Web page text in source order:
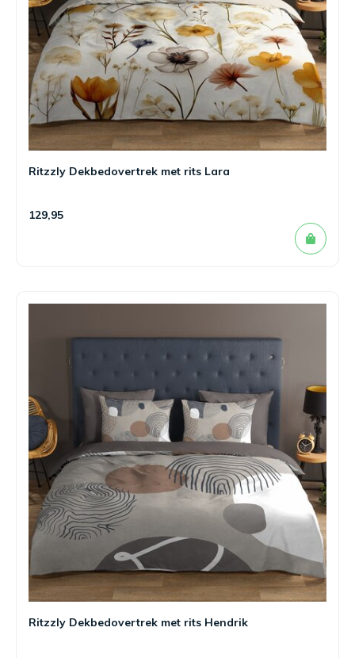
Ritzzly Dekbedovertrek met rits Lara
129,95
Ritzzly Dekbedovertrek met rits Hendrik